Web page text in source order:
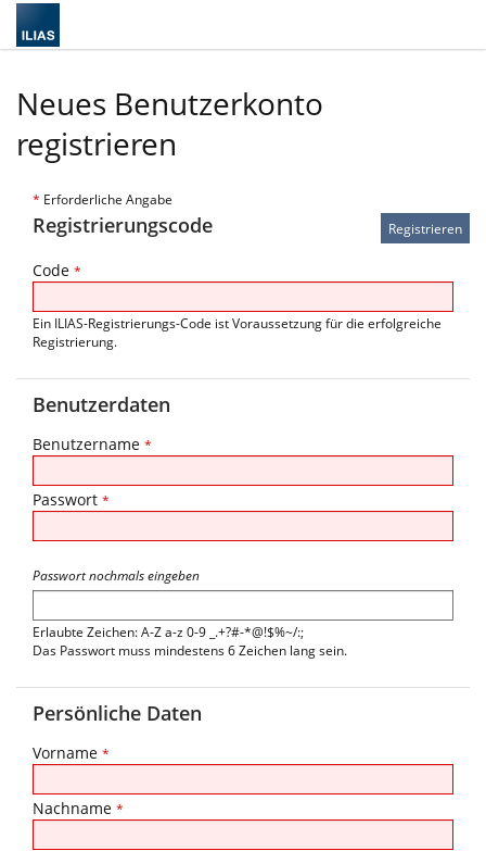
Neues Benutzerkonto
registrieren
* Erforderliche Angabe
Registrierungscode
Code *
Ein ILIAS-Registrierungs-Code ist Voraussetzung für die erfolgreiche
Registrierung.
Benutzerdaten
Benutzername *
Passwort *
Passwort nochmals eingeben
Erlaubte Zeichen: A-Z a-z 0-9 _.+?#-*@!$%~/:;
Das Passwort muss mindestens 6 Zeichen lang sein.
Persönliche Daten
Vorname *
Nachname *